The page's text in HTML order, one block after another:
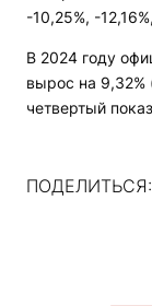
-10,25%, -
В 2024 году
вырос на 9,32%
четвертый
ПОДЕЛИТЬСЯ: